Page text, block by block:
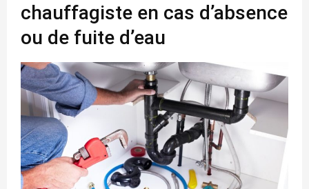
chauffagiste en cas d’absence
ou de fuite d’eau